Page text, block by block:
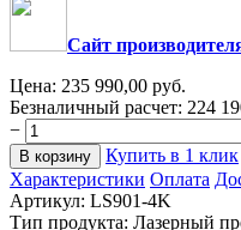
Сайт
Цена: 235 990,00 руб.
Безналичный расчет: 224
−
В корзину
Купить в 1 клик
Характеристики Оплата
Артикул: LS901-4K
Тип продукта: Лазерный